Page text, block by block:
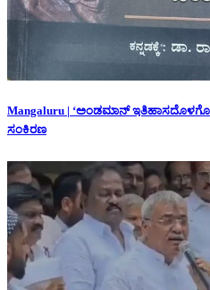
Mangaluru | ‘ಅಂಡಮಾನ್
ಸಂಕಿರಣ